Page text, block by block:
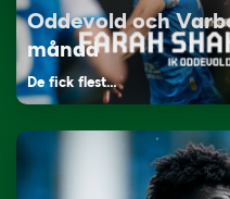
Oddevold och
månad
De fick flest…